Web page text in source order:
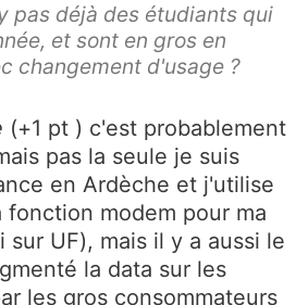
pas déjà des étudiants qui
et sont en gros en
changement d'usage ?
(+1 pt ) c'est probablement
pas la seule je suis
en Ardèche et j'utilise
fonction modem pour ma
UF), mais il y a aussi le
la data sur les
les gros consommateurs